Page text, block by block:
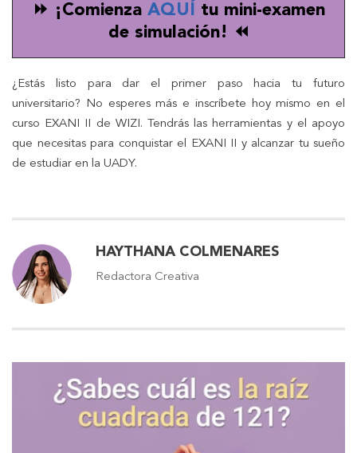
⏩ ¡Comienza AQUÍ tu mini-examen
de simulación! ⏪
¿Estás listo para dar el primer paso hacia tu futuro
universitario? No esperes más e inscríbete hoy mismo en el
curso EXANI II de WIZI. Tendrás las herramientas y el apoyo
que necesitas para conquistar el EXANI II y alcanzar tu sueño
de estudiar en la UADY.
HAYTHANA COLMENARES
Redactora Creativa